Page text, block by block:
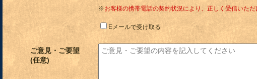
※お客様の携帯電話の契約状況により、正しく受信いただ
Eメールで受け取る
ご意見・ご要望
(任意)